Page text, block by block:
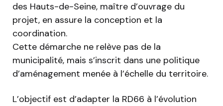
des Hauts-de-Seine, maître d’ouvrage du
projet, en assure la conception et la
coordination.
Cette démarche ne relève pas de la
municipalité, mais s’inscrit dans une politique
d’aménagement menée à l’échelle du territoire.
L’objectif est d’adapter la RD66 à l’évolution